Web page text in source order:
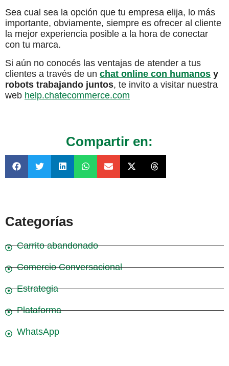
Sea cual sea la opción que tu empresa elija, lo más
importante, obviamente, siempre es ofrecer al cliente
la mejor experiencia posible a la hora de conectar
con tu marca.
Si aún no conocés las ventajas de atender a tus
clientes a través de un chat online con humanos y
robots trabajando juntos, te invito a visitar nuestra
web help.chatecommerce.com
Compartir en:
Categorías
Carrito abandonado
Comercio Conversacional
Estrategia
Plataforma
WhatsApp